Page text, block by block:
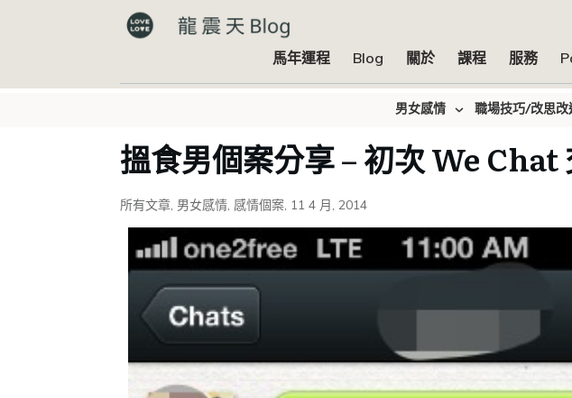
馬年運程 Blog 關於 課程 服務
男女感情 職場技巧/改思改
搵食男個案分享 – 初次 We Chat
所有文章, 男女感情, 感情個案, 11 4 月, 2014